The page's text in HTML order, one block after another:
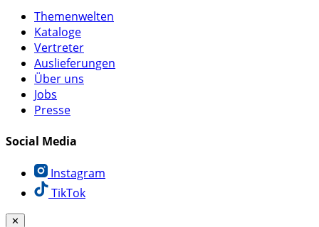
Themenwelten
Kataloge
Vertreter
Auslieferungen
Über uns
Jobs
Presse
Social Media
Instagram
TikTok
✕